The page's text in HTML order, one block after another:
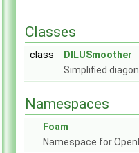
Classes
class
DILUSmoother
Simplified
Namespaces
Foam
Namespace for